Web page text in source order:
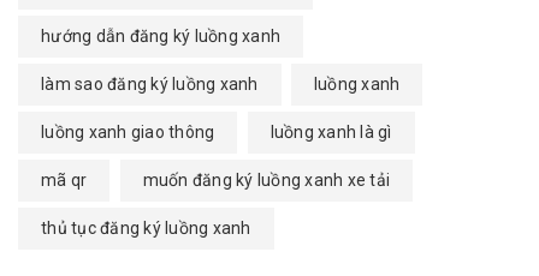
hướng dẫn đăng ký luồng xanh
làm sao đăng ký luồng xanh luồng xanh
luồng xanh giao thông luồng xanh là gì
mã qr muốn đăng ký luồng xanh xe tải
thủ tục đăng ký luồng xanh